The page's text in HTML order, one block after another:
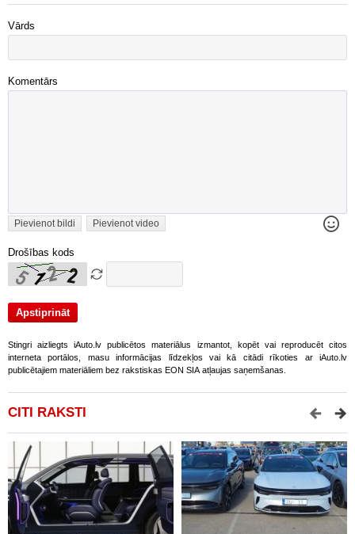
Vārds
Komentārs
Pievienot bildi Pievienot video
Drošības kods
Stingri aizliegts iAuto.lv publicētos materiālus izmantot, kopēt vai reproducēt citos
interneta portālos, masu informācijas līdzekļos vai kā citādi rīkoties ar iAuto.lv
publicētajiem materiāliem bez rakstiskas EON SIA atļaujas saņemšanas.
CITI RAKSTI